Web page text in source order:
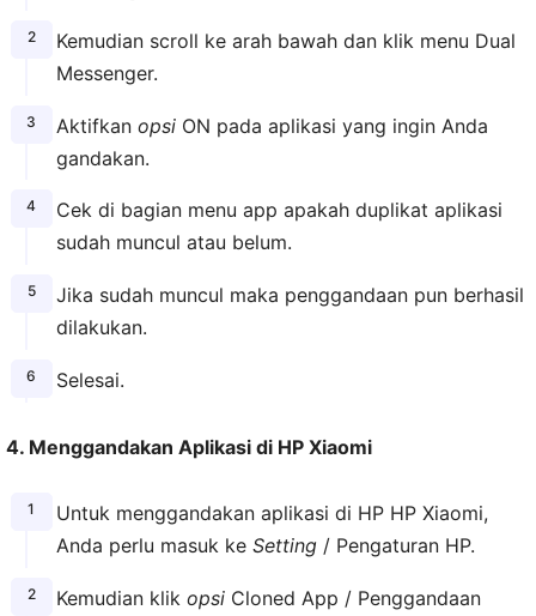
Kemudian scroll ke arah bawah dan klik menu Dual
Messenger.
Aktifkan opsiON pada aplikasi yang ingin Anda
gandakan.
Cek di bagian menu app apakah duplikat aplikasi
sudah muncul atau belum.
Jika sudah muncul maka penggandaan pun berhasil
dilakukan.
Selesai.
4. Menggandakan Aplikasi di HP Xiaomi
Untuk menggandakan aplikasi di HP HP Xiaomi,
Anda perlu masuk ke Setting/ Pengaturan HP.
Kemudian klik opsiCloned App / Penggandaan